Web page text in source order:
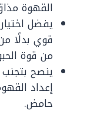
القهوة
يفضل
قوي بدلًا
من قوة
ينصح
إعداد
حامض.